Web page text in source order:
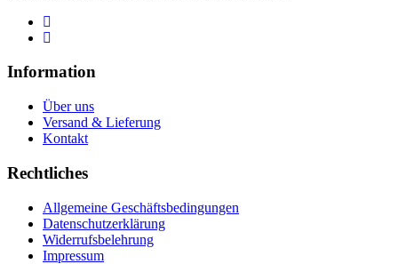
Information
Über uns
Versand & Lieferung
Kontakt
Rechtliches
Allgemeine Geschäftsbedingungen
Datenschutzerklärung
Widerrufsbelehrung
Impressum